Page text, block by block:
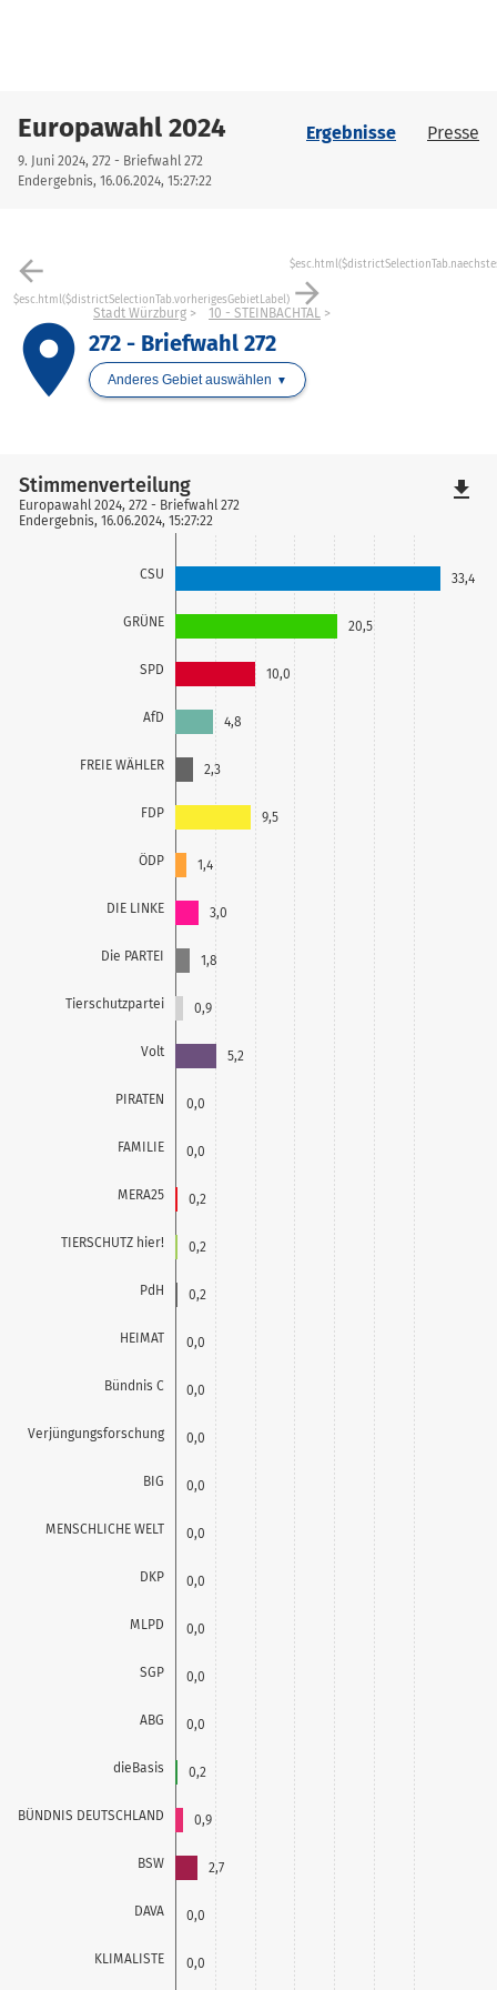
Europawahl 2024
9. Juni 2024, 272 - Briefwahl 272
Endergebnis, 16.06.2024, 15:27:22
Ergebnisse Presse
arrow_back
$esc.html($districtSelectionTab.vorherigesGebietLabel) arrow_forward
place
Stadt Würzburg 10 - STEINBACHTAL
272 - Briefwahl 272
Anderes Gebiet auswählen
CSU
GRÜNE
SPD
AfD
FREIE WÄHLER
FDP
ÖDP
DIE LINKE
Die PARTEI
Tierschutzpartei
Volt
PIRATEN
FAMILIE
MERA25
TIERSCHUTZ hier!
PdH
HEIMAT
Bündnis C
Verjüngungsforschung
BIG
MENSCHLICHE WELT
DKP
MLPD
SGP
ABG
dieBasis
BÜNDNIS DEUTSCHLAND
BSW
DAVA
KLIMALISTE
33,4
20,5
10,0
4,8
2,3
9,5
1,4
3,0
1,8
0,9
5,2
0,0
0,0
0,2
0,2
0,2
0,0
0,0
0,0
0,0
0,0
0,0
0,0
0,0
0,0
0,2
0,9
2,7
0,0
0,0
Stimmenverteilung
Europawahl 2024, 272 - Briefwahl 272
Endergebnis, 16.06.2024, 15:27:22
file_download